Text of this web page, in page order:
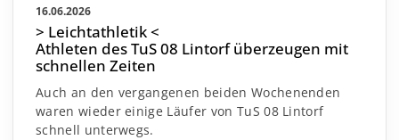
16.06.2026
> Leichtathletik <
Athleten des TuS 08 Lintorf überzeugen mit
schnellen Zeiten
Auch an den vergangenen beiden Wochenenden
waren wieder einige Läufer von TuS 08 Lintorf
schnell unterwegs.